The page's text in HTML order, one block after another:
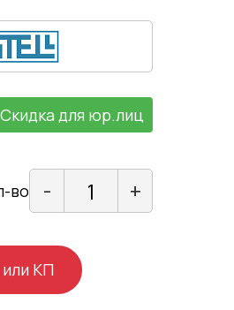
Скидка для юр.лиц
во - +
КП